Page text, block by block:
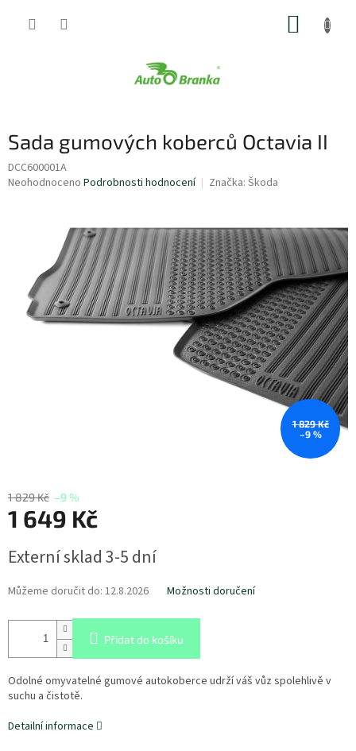
Sada gumových koberců Octavia II
DCC600001A
Průměrné
hvězdiček.
Neohodnoceno Podrobnosti hodnocení Značka: Škoda
1 829 Kč
–9 %
1 829 Kč –9 %
1 649 Kč
cena:
Externí sklad 3-5 dní
Můžeme doručit do: 12.8.2026 Možnosti doručení
Přidat do košíku
Odolné omyvatelné gumové autokoberce udrží váš vůz spolehlivě v
suchu a čistotě.
Detailní informace